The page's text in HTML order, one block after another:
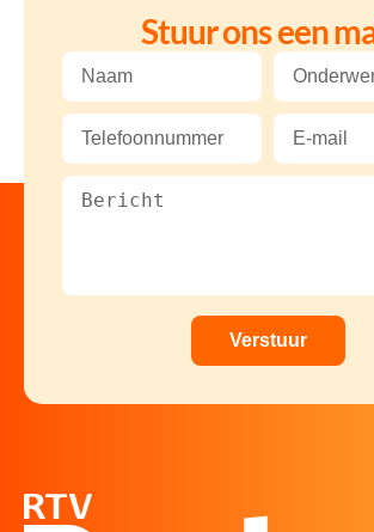
Stuur ons een